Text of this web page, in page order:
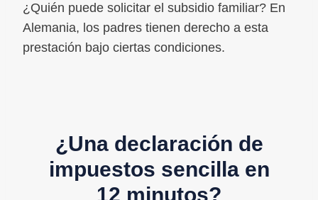
¿Quién puede solicitar el subsidio familiar? En
Alemania, los padres tienen derecho a esta
prestación bajo ciertas condiciones.
¿Una declaración de
impuestos sencilla en
12 minutos?